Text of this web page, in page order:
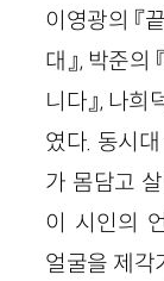
이영광의 『
대』, 박준의
니다』, 나희
였다. 동시
가 몸담고
이 시인의
얼굴을 제각